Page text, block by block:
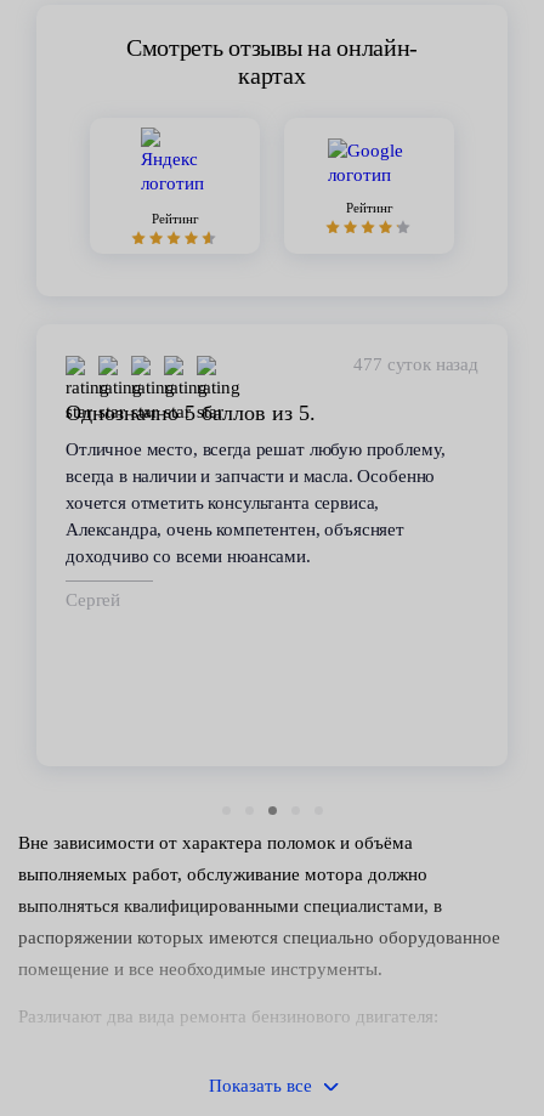
Смотреть отзывы на онлайн-
картах
Рейтинг
Рейтинг
477 суток назад
Однозначно 5 баллов из 5.
Отличное место, всегда решат любую проблему,
всегда в наличии и запчасти и масла. Особенно
хочется отметить консультанта сервиса,
Александра, очень компетентен, объясняет
доходчиво со всеми нюансами.
Сергей
Вне зависимости от характера поломок и объёма
выполняемых работ, обслуживание мотора должно
выполняться квалифицированными специалистами, в
распоряжении которых имеются специально оборудованное
помещение и все необходимые инструменты.
Различают два вида ремонта бензинового двигателя:
автомобиля. Таким способом удаётся справиться с
Показать все